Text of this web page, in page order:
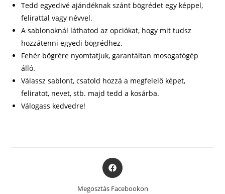
Tedd egyedivé ajándéknak szánt bögrédet egy képpel,
felirattal vagy névvel.
A sablonoknál láthatod az opciókat, hogy mit tudsz
hozzátenni egyedi bögrédhez.
Fehér bögrére nyomtatjuk, garantáltan mosogatógép
álló.
Válassz sablont, csatold hozzá a megfelelő képet,
feliratot, nevet, stb. majd tedd a kosárba.
Válogass kedvedre!
Opens
in
a
Megosztás Facebookon